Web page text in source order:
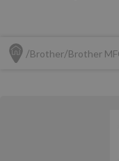
Brother Brother